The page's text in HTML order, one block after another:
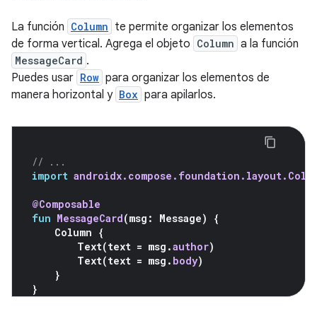
La función Column te permite organizar los elementos
de forma vertical. Agrega el objeto Column a la función
MessageCard .
Puedes usar Row para organizar los elementos de
manera horizontal y Box para apilarlos.
// ...
import
@Composable
fun MessageCard(msg : Message)
{
Column {
Text(text = msg .author)
Text(text = msg . body)
}
}